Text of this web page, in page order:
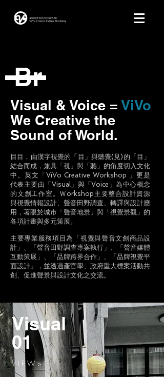
Br
Visual & Voice =ViVo
We Creative the
Sound of World.
​目目，由漢字視覺的「目」與聽覺(見)的「目」
結合而成，兼具「視」與「聽」的角度切入文化
中。英文「ViVo Creative Workshop 」更是
代表主要由「Visual」與「Voice」為中心概念
的文創工作室。Ｗorkshop主要整合設計資源
與視覺情報設計、聲音田野調查、轉譯與設計應
用，著眼於城市「聲音地景」與「視覺景觀」的
各項計畫與多元策展。
主要專業服務項目為「視覺與聲音文創商品設
計」、「聲音田野調查專案執行」、「聲音媒體
互動策展」、「品牌跨界合作」、「品牌視覺平
面設計」，並透過產官學、政府重大標案活動共
創、促進聲景與設計文化之交流。
Visual
01
V I E W >